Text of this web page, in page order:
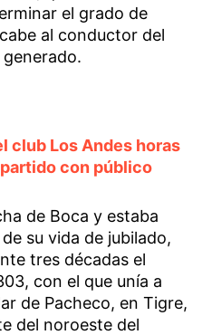
el grado de
al conductor del
club Los Andes horas
con público
de Boca y estaba
su vida de jubilado,
tres décadas el
con el que unía a
de Pacheco, en Tigre,
del noroeste del